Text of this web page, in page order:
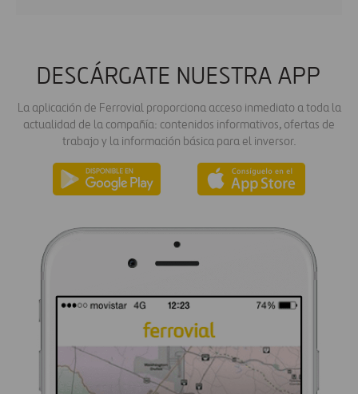
DESCÁRGATE NUESTRA APP
La aplicación de Ferrovial proporciona acceso inmediato a toda la
actualidad de la compañía: contenidos informativos, ofertas de
trabajo y la información básica para el inversor.